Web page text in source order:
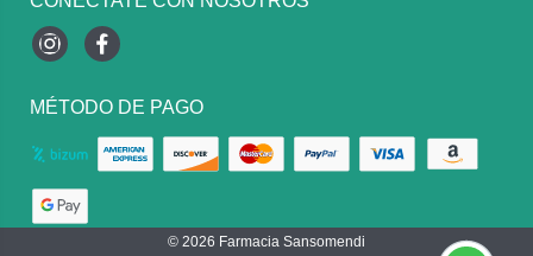
InstagramFacebook
MÉTODO DE PAGO
© 2026 Farmacia Sansomendi